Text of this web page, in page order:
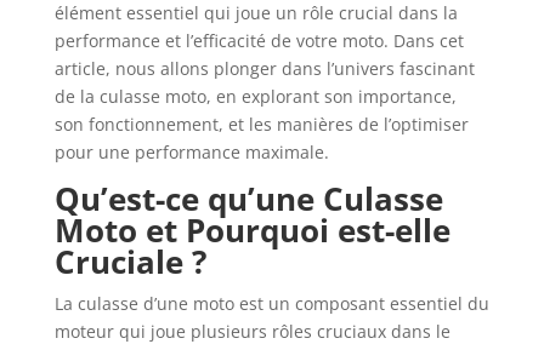
élément essentiel qui joue un rôle crucial dans la
performance et l’efficacité de votre moto. Dans cet
article, nous allons plonger dans l’univers fascinant
de la culasse moto, en explorant son importance,
son fonctionnement, et les manières de l’optimiser
pour une performance maximale.
Qu’est-ce qu’une Culasse
Moto et Pourquoi est-elle
Cruciale ?
La culasse d’une moto est un composant essentiel du
moteur qui joue plusieurs rôles cruciaux dans le